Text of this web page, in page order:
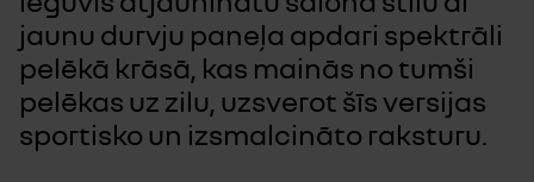
jaunu durvju paneļa apdari spektrāli
pelēkā krāsā, kas mainās no tumši
pelēkas uz zilu, uzsverot šīs versijas
sportisko un izsmalcināto raksturu.